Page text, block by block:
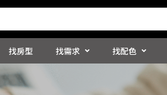
找房型 找需求 找配色